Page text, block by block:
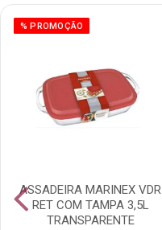
% PROMOÇÃO
ASSADEIRA MARINEX VDR
RET COM TAMPA 3,5L
TRANSPARENTE